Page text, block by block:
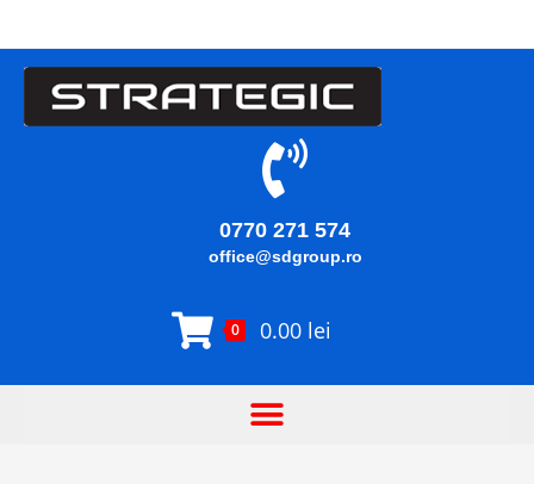
0770 271 574
office@sdgroup.ro
0 0.00 lei